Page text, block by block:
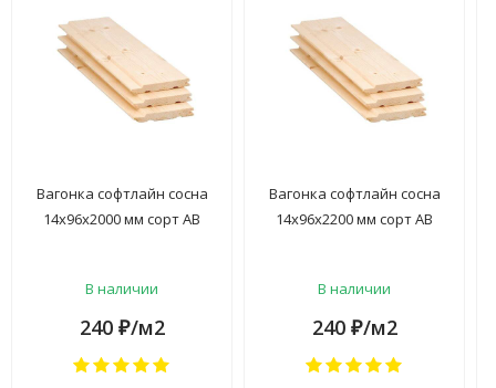
Вагонка софтлайн сосна
14х96х2000 мм сорт АВ
В наличии
240 ₽/м2
Вагонка софтлайн сосна
14х96х2200 мм сорт АВ
В наличии
240 ₽/м2